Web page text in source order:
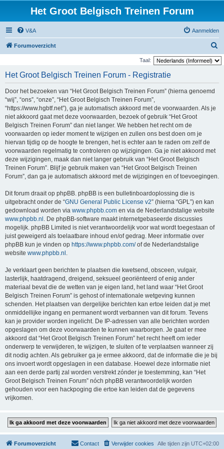
Het Groot Belgisch Treinen Forum
V&A Aanmelden
Forumoverzicht
o
Taal:
Het Groot Belgisch Treinen Forum - Registratie
Door het bezoeken van “Het Groot Belgisch Treinen Forum” (hierna genoemd
“wij”, “ons”, “onze”, “Het Groot Belgisch Treinen Forum”,
“https://www.hgbtf.net”), ga je automatisch akkoord met de voorwaarden. Als je
niet akkoord gaat met deze voorwaarden, bezoek of gebruik “Het Groot
Belgisch Treinen Forum” dan niet langer. We hebben het recht om de
voorwaarden op ieder moment te wijzigen en zullen ons best doen om je
hiervan tijdig op de hoogte te brengen, het is echter aan te raden om zelf de
voorwaarden regelmatig te controleren op wijzigingen. Ga je niet akkoord met
deze wijzigingen, maak dan niet langer gebruik van “Het Groot Belgisch
Treinen Forum”. Blijf je gebruik maken van “Het Groot Belgisch Treinen
Forum”, dan ga je automatisch akkoord met de wijzigingen en of toevoegingen.
Dit forum draait op phpBB. phpBB is een bulletinboardoplossing die is
uitgebracht onder de “GNU General Public License v2” (hierna “GPL”) en kan
gedownload worden via www.phpbb.com en via de Nederlandstalige website
www.phpbb.nl . De phpBB-software maakt internetgebaseerde discussies
mogelijk. phpBB Limited is niet verantwoordelijk voor wat wordt toegestaan of
juist geweigerd als toelaatbare inhoud en/of gedrag. Meer informatie over
phpBB kun je vinden op https://www.phpbb.com/of de Nederlandstalige
website www.phpbb.nl .
Je verklaart geen berichten te plaatsen die kwetsend, obsceen, vulgair,
lasterlijk, haatdragend, dreigend, seksueel georiënteerd of enig ander
materiaal bevat die de wetten van je eigen land, het land waar “Het Groot
Belgisch Treinen Forum” is gehost of internationale wetgeving kunnen
schenden. Het plaatsen van dergelijke berichten kan ertoe leiden dat je met
onmiddellijke ingang en permanent wordt verbannen van dit forum. Tevens
kan je provider worden ingelicht. De IP-adressen van alle berichten worden
opgeslagen om deze voorwaarden te kunnen waarborgen. Je gaat er mee
akkoord dat “Het Groot Belgisch Treinen Forum” het recht heeft om ieder
onderwerp te verwijderen, te wijzigen, te sluiten of te verplaatsen wanneer zij
dit nodig achten. Als gebruiker ga je ermee akkoord, dat de informatie die je bij
ons invoert wordt opgeslagen in een database. Hoewel deze informatie niet
aan een derde partij zal worden verstrekt zónder je toestemming, kan “Het
Groot Belgisch Treinen Forum” nóch phpBB verantwoordelijk worden
gehouden voor een hackpoging die ertoe kan leiden dat de gegevens
vrijkomen.
Forumoverzicht Alle tijden zijn UTC+02:00
Verwijder cookies
Contact